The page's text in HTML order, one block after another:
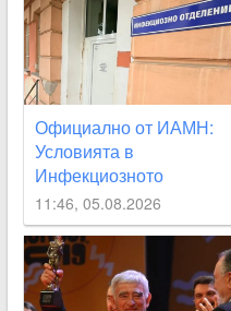
Официално от ИАМН:
Условията в
Инфекциозното
отделение в
карловската болница
са “изключително
лоши“
11:46, 05.08.2026